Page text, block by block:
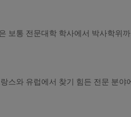
보통 전문대학 학사에서 박사학위
스와 유럽에서 찾기 힘든 전문 분